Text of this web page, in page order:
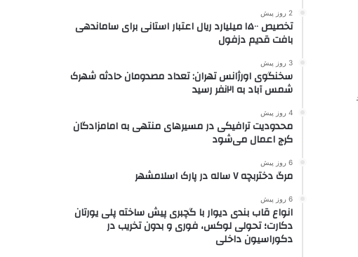
2 روز پیش
تخصیص ۱۵۰۰ میلیارد ریال اعتبار استانی برای ساماندهی
بافت قدیم دزفول
3 روز پیش
سخنگوی اورژانس تهران: تعداد مصدومان حادثه شهرک
شمس آباد به ۲۱نفر رسید
4 روز پیش
محدودیت ترافیکی در مسیرهای منتهی به امامزادگان
کرج اعمال می‌شود
6 روز پیش
مرگ دختربچه ۷ ساله در پارک اسلامشهر
6 روز پیش
انواع قاب بندی دیوار با گچبری پیش ساخته پلی یورتان
دکارت؛ تحولی لوکس، فوری و بدون تخریب در
دکوراسیون داخلی